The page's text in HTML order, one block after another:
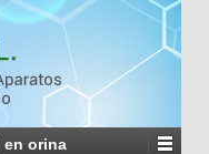
en orina